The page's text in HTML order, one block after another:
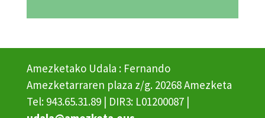
Amezketako Udala : Fernando
Amezketarraren plaza z/g. 20268 Amezketa
Tel: 943.65.31.89 | DIR3: L01200087 |